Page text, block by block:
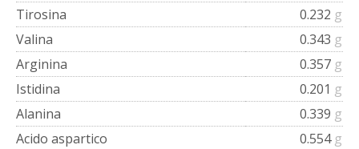
Tirosina
0.232 g
Valina
0.343 g
Arginina
0.357 g
Istidina
0.201 g
Alanina
0.339 g
Acido aspartico
0.554 g